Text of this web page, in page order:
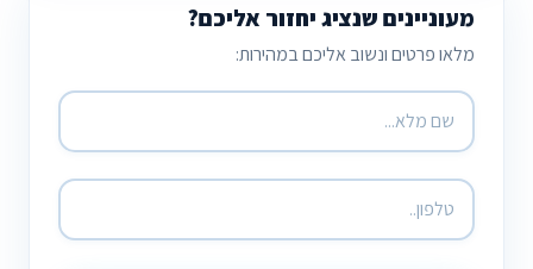
מעוניינים שנציג יחזור אליכם?
מלאו פרטים ונשוב אליכם במהירות: